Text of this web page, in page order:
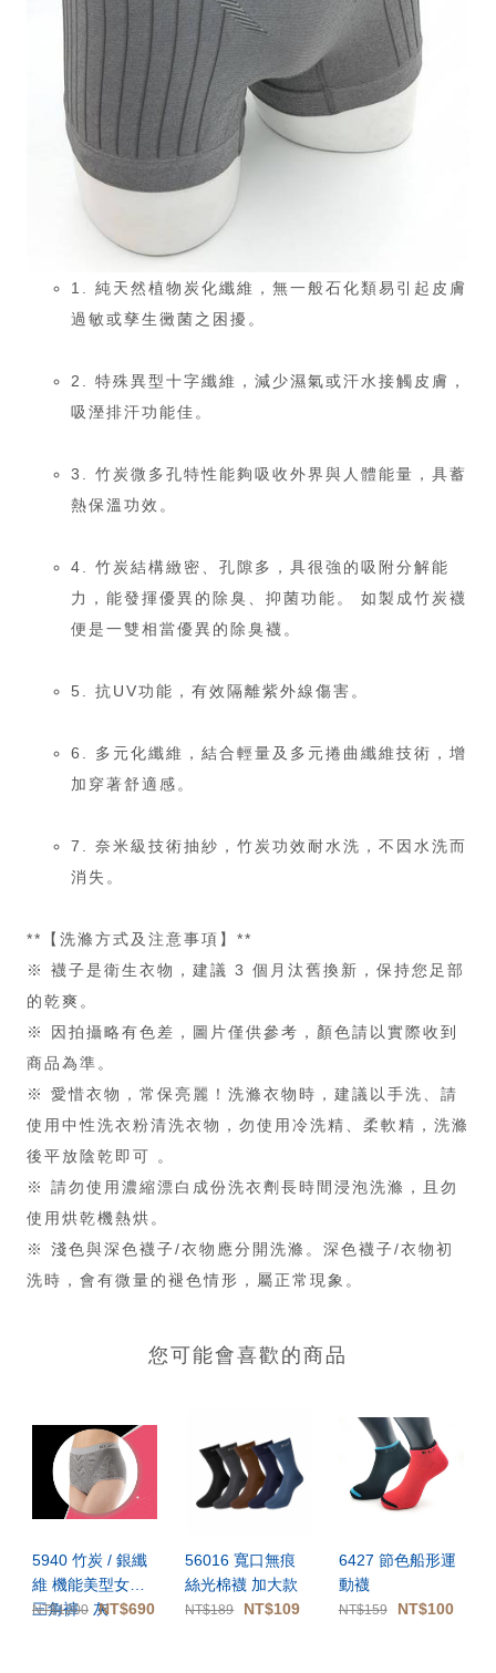
1. 純天然植物炭化纖維，無一般石化類易引起皮膚
過敏或孳生黴菌之困擾。
2. 特殊異型十字纖維，減少濕氣或汗水接觸皮膚，
吸溼排汗功能佳。
3. 竹炭微多孔特性能夠吸收外界與人體能量，具蓄
熱保溫功效。
4. 竹炭結構緻密、孔隙多，具很強的吸附分解能
力，能發揮優異的除臭、抑菌功能。 如製成竹炭襪
便是一雙相當優異的除臭襪。
5. 抗UV功能，有效隔離紫外線傷害。
6. 多元化纖維，結合輕量及多元捲曲纖維技術，增
加穿著舒適感。
7. 奈米級技術抽紗，竹炭功效耐水洗，不因水洗而
消失。
**【洗滌方式及注意事項】**
※ 襪子是衛生衣物，建議 3 個月汰舊換新，保持您足部
的乾爽。
※ 因拍攝略有色差，圖片僅供參考，顏色請以實際收到
商品為準。
※ 愛惜衣物，常保亮麗！洗滌衣物時，建議以手洗、請
使用中性洗衣粉清洗衣物，勿使用冷洗精、柔軟精，洗滌
後平放陰乾即可 。
※ 請勿使用濃縮漂白成份洗衣劑長時間浸泡洗滌，且勿
使用烘乾機熱烘。
※ 淺色與深色襪子/衣物應分開洗滌。深色襪子/衣物初
洗時，會有微量的褪色情形，屬正常現象。
您可能會喜歡的商品
5940 竹炭 / 銀纖
維 機能美型女用
三角褲 - 灰
NT$1200 NT$690
56016 寬口無痕
絲光棉襪 加大款
NT$189 NT$109
6427 節色船形運
動襪
NT$159 NT$100